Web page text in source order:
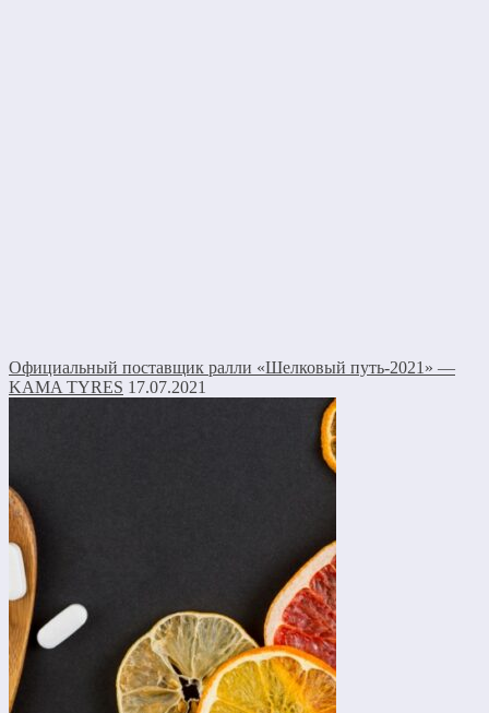
Официальный поставщик ралли «Шелковый путь-2021» —
KAMA TYRES 17.07.2021